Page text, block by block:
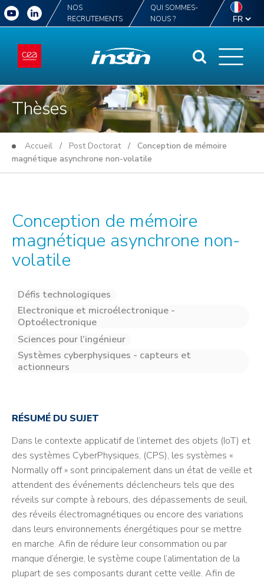
NOS
RECRUTEMENTS
QUI SOMMES-
NOUS ?
Thèses
Accueil / Post Doctorat/ Conception de mémoire
magnétique asynchrone non-volatile
Conception de mémoire
magnétique asynchrone non-
volatile
Défis technologiques
Electronique et microélectronique -
Optoélectronique
Sciences pour l’ingénieur
Systèmes cyberphysiques - capteurs et
actionneurs
RÉSUMÉ DU SUJET
Dans le contexte applicatif de l’internet des objets (IoT) et
des systèmes CyberPhysiques, (CPS), les systèmes «
Normally off » sont principalement dans un état de veille et
attendent des événements déclencheurs tels que des
réveils sur compte à rebours, des dépassements de seuil,
des réveils électromagnétiques ou encore des variations
dans leurs environnements énergétiques pour se mettre
en marche. Afin de réduire leur consommation ou par
manque d’énergie, le système coupe l’alimentation de la
plupart de ses composants durant cette veille. Afin de